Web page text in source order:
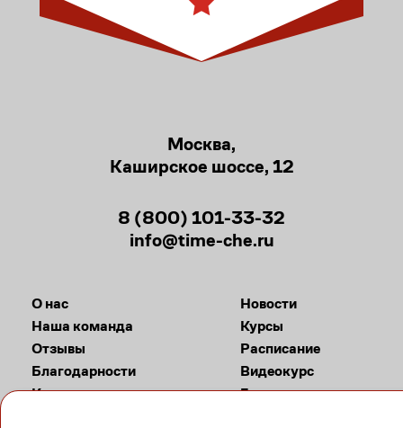
О нас
Наша команда
Отзывы
Благодарности
Контакты
Новости
Курсы
Расписание
Видеокурс
Галерея
Москва,
Каширское шоссе, 12
8 (800) 101-33-32
info@time-che.ru